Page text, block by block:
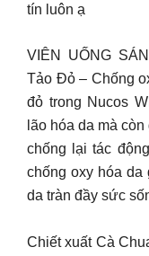
tín luôn ạ
VIÊN UỐNG
Tảo Đỏ – Chống
đỏ trong Nucos
lão hóa da mà
chống lại tác
chống oxy hóa da
da tràn đầy sức
Chiết xuất Cà